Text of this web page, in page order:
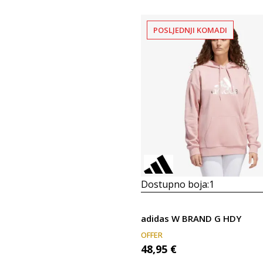
POSLJEDNJI KOMADI
Dostupno boja:1
adidas W BRAND G HDY
OFFER
48,95 €